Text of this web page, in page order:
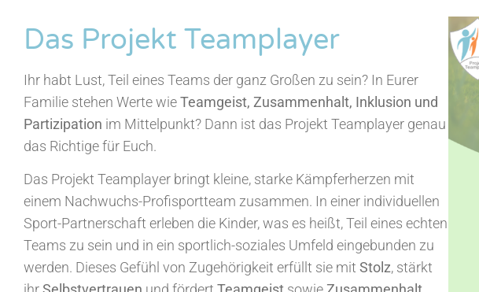
Das Projekt Teamplayer
Ihr habt Lust, Teil eines Teams der ganz Großen zu sein? In Eurer
Familie stehen Werte wieTeamgeist, Zusammenhalt, Inklusion und
Partizipation im Mittelpunkt? Dann ist das Projekt Teamplayer genau
das Richtige für Euch.
Das Projekt Teamplayer bringt kleine, starke Kämpferherzen mit
einem Nachwuchs-Profisportteam zusammen. In einer individuellen
Sport-Partnerschaft erleben die Kinder, was es heißt, Teil eines echten
Teams zu sein und in ein sportlich-soziales Umfeld eingebunden zu
werden. Dieses Gefühl von Zugehörigkeit erfüllt sie mit Stolz, stärkt